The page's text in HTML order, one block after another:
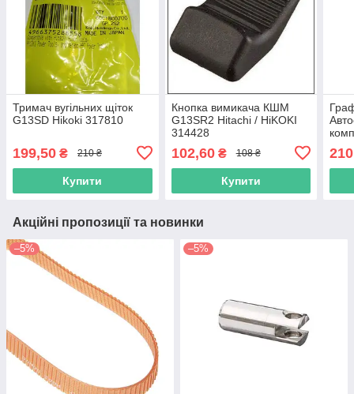
Тримач вугільних щіток
G13SD Hikoki 317810
199,50 ₴ 210 ₴
Купити
Кнопка вимикача КШМ
G13SR2 Hitachi / HiKOKI
314428
102,60₴ 108 ₴
Купити
Акційні пропозиції та новинки
–5% –5%